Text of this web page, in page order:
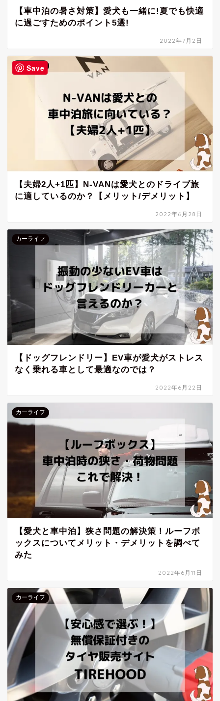
【車中泊の暑さ対策】愛犬も一緒に!夏でも快適
に過ごすためのポイント5選!
2022年7月2日
カーライフ
【夫婦2人+1匹】N-VANは愛犬とのドライブ旅
に適しているのか？【メリット/デメリット】
2022年6月28日
カーライフ
【ドッグフレンドリー】EV車が愛犬がストレス
なく乗れる車として最適なのでは？
2022年6月22日
カーライフ
【愛犬と車中泊】狭さ問題の解決策！ルーフボ
ックスについてメリット・デメリットを調べて
みた
2022年6月11日
カーライフ
Save